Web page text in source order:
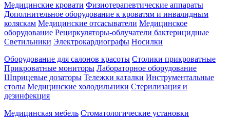
Медицинские кровати Физиотерапевтические аппараты
Дополнительное оборудование к кроватям и инвалидным
коляскам Медицинские отсасыватели Медицинское
оборудование Рециркуляторы-облучатели бактерицидные
Светильники Электрокардиографы Носилки
Оборудование для салонов красоты Столики прикроватные
Прикроватные мониторы Лабораторное оборудование
Шприцевые дозаторы Тележки каталки Инструментальные
столы Медицинские холодильники Стерилизация и
дезинфекция
Медицинская мебель Стоматологические установки